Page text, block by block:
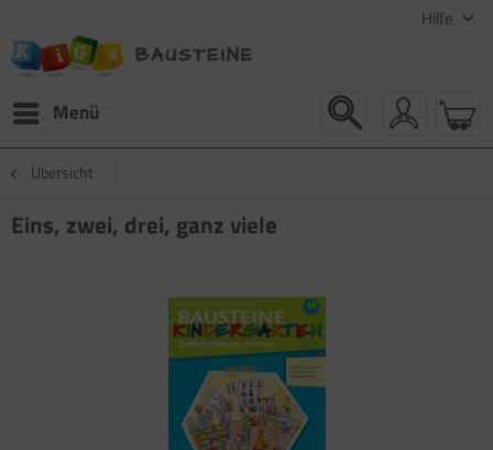
Hilfe
Menü
Übersicht
Eins, zwei, drei, ganz viele